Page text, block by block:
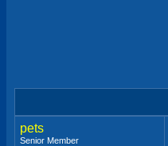
pets
Senior Member